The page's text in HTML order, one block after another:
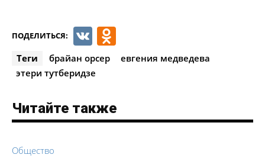
ПОДЕЛИТЬСЯ: VK
Теги брайан орсер
евгения медведева
этери тутберидзе
Читайте также
Общество